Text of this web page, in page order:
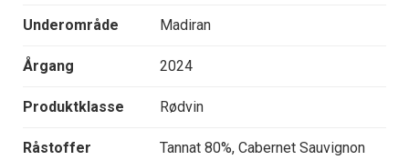
Underområde Madiran
Årgang 2024
Produktklasse Rødvin
Råstoffer
Tannat 80%, Cabernet Sauvignon